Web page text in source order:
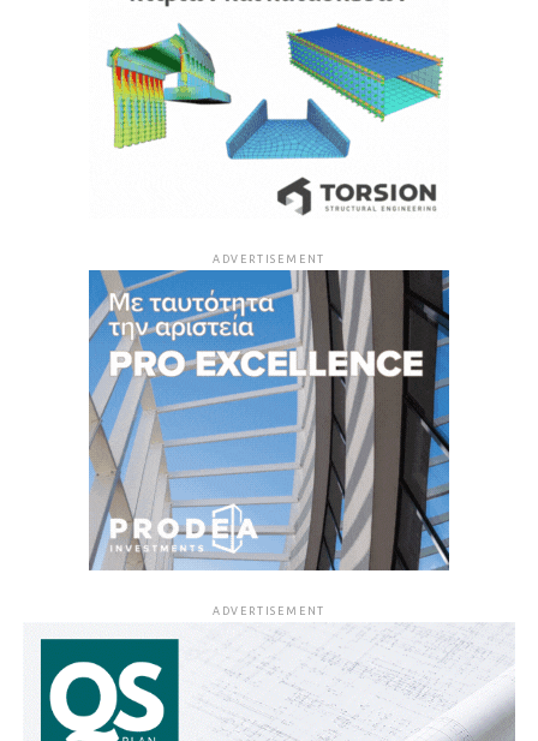
ADVERTISEMENT
ADVERTISEMENT